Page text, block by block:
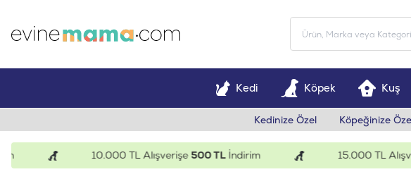
Kedi Köpek Kuş
Kedinize Özel Köpeğinize
10.000 TL Alışverişe500 TLİndirim 15.000 TL